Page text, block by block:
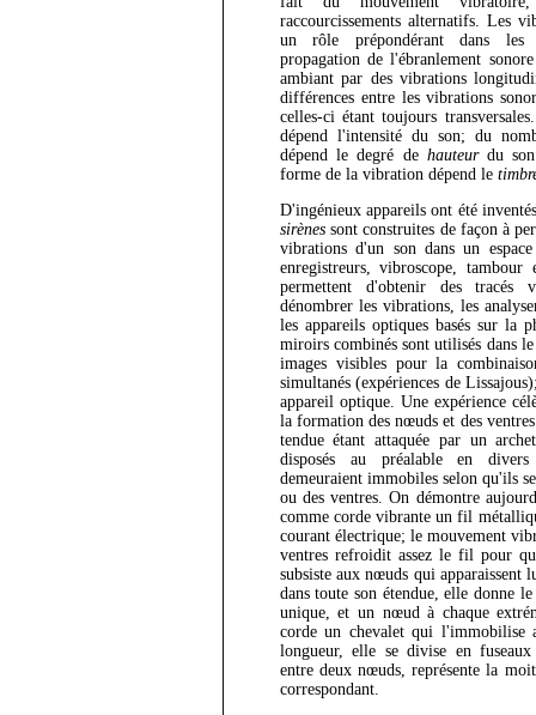
raccourcissements alternatifs. Les
un rôle prépondérant dans les
propagation de l'ébranlement
ambiant par des vibrations
différences entre les vibrations
celles-ci étant toujours
dépend l'intensité du son; du
dépend le degré de hauteurdu son
forme de la vibration dépend le
D'ingénieux appareils ont été
sirènessont construites de façon à
vibrations d'un son dans un
enregistreurs, vibroscope, tambour
permettent d'obtenir des tracés
dénombrer les vibrations, les
les appareils optiques basés sur la
miroirs combinés sont utilisés dans
images visibles pour la
simultanés (expériences de
appareil optique. Une expérience
la formation des nœuds et des
tendue étant attaquée par un
disposés au préalable en
demeuraient immobiles selon qu'ils
ou des ventres. On démontre
comme corde vibrante un fil
courant électrique; le mouvement
ventres refroidit assez le fil pour
subsiste aux nœuds qui
dans toute son étendue, elle donne
unique, et un nœud à chaque
corde un chevalet qui l'immobilise
longueur, elle se divise en
entre deux nœuds, représente la
correspondant.